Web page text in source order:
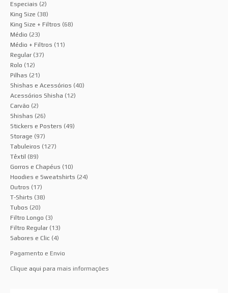
Especiais (2)
King Size (38)
King Size + Filtros (68)
Médio (23)
Médio + Filtros (11)
Regular (37)
Rolo (12)
Pilhas (21)
Shishas e Acessórios (40)
Acessórios Shisha (12)
Carvão (2)
Shishas (26)
Stickers e Posters (49)
Storage (97)
Tabuleiros (127)
Têxtil (89)
Gorros e Chapéus (10)
Hoodies e Sweatshirts (24)
Outros (17)
T-Shirts (38)
Tubos (20)
Filtro Longo (3)
Filtro Regular (13)
Sabores e Clic (4)
Pagamento e Envio
Clique aqui para mais informações